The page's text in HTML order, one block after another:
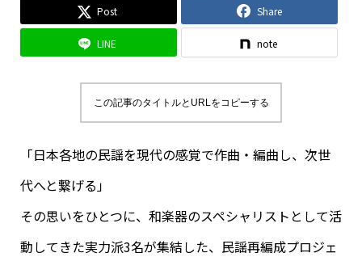
Post Share
LINE note
この記事のタイトルとURLをコピーする
「日本各地の民謡を現代の感覚で作曲・編曲し、次世
代へと繋げる」
その思いをひとつに、和楽器のスペシャリストとして活
動してきた実力派3名が集結した、民謡再編成プロジェ